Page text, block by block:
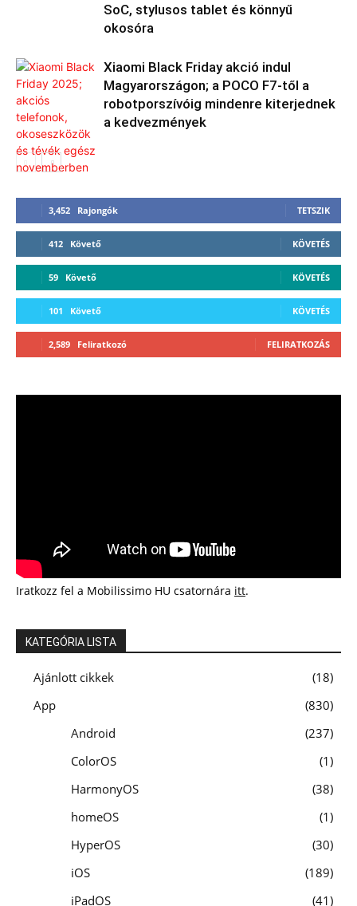
SoC, stylusos tablet és könnyű
okosóra
Xiaomi Black Friday akció indul
Magyarországon; a POCO F7-től a
robotporszívóig mindenre kiterjednek
a kedvezmények
3,452 Rajongók TETSZIK
412 Követő KÖVETÉS
59 Követő KÖVETÉS
101 Követő KÖVETÉS
2,589 Feliratkozó FELIRATKOZÁS
Iratkozz fel a Mobilissimo HU csatornára itt.
KATEGÓRIA LISTA
Ajánlott cikkek
18
App
830
Android
237
ColorOS
1
HarmonyOS
38
homeOS
1
HyperOS
30
iOS
189
iPadOS
41